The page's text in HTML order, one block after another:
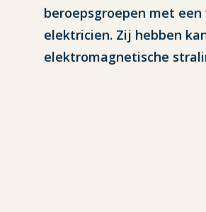
beroepsgroepen met
elektricien. Zij hebben
elektromagnetische